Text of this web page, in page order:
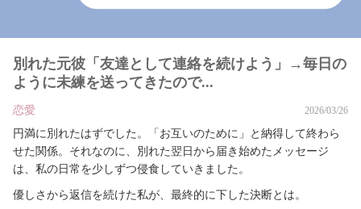
別れた元彼「友達として連絡を続けよう」→毎日の
ように未練を送ってきたので...
恋愛 2026/03/26
円満に別れたはずでした。「お互いのために」と納得して終わら
せた関係。それなのに、別れた翌日から届き始めたメッセージ
は、私の日常を少しずつ侵食していきました。
優しさから返信を続けた私が、最終的に下した決断とは。